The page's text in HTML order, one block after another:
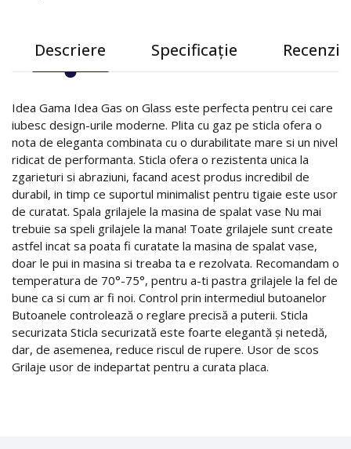
Descriere Specificație Recenzii
Idea Gama Idea Gas on Glass este perfecta pentru cei care
iubesc design-urile moderne. Plita cu gaz pe sticla ofera o
nota de eleganta combinata cu o durabilitate mare si un nivel
ridicat de performanta. Sticla ofera o rezistenta unica la
zgarieturi si abraziuni, facand acest produs incredibil de
durabil, in timp ce suportul minimalist pentru tigaie este usor
de curatat. Spala grilajele la masina de spalat vase Nu mai
trebuie sa speli grilajele la mana! Toate grilajele sunt create
astfel incat sa poata fi curatate la masina de spalat vase,
doar le pui in masina si treaba ta e rezolvata. Recomandam o
temperatura de 70°-75°, pentru a-ti pastra grilajele la fel de
bune ca si cum ar fi noi. Control prin intermediul butoanelor
Butoanele controlează o reglare precisă a puterii. Sticla
securizata Sticla securizată este foarte elegantă și netedă,
dar, de asemenea, reduce riscul de rupere. Usor de scos
Grilaje usor de indepartat pentru a curata placa.